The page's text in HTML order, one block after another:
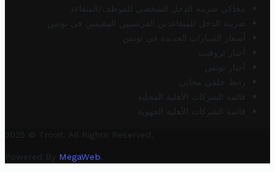
محاكي ضريبة الدخل الشخصي للموظف/المتقاعد
ضريبة الدخل للمتقاعدين الفرنسيين المقيمين في تونس
أسعار السيارات الجديدة في تونس
أخبار تروفيت
أخبار تونس
رابط خلفي مجاني
قائمة الشركات الأهلية المحلية
قائمة الشركات الأهلية الجهوية
2025 © Trovit. All Rights Reserved.
Powered By MegaWeb